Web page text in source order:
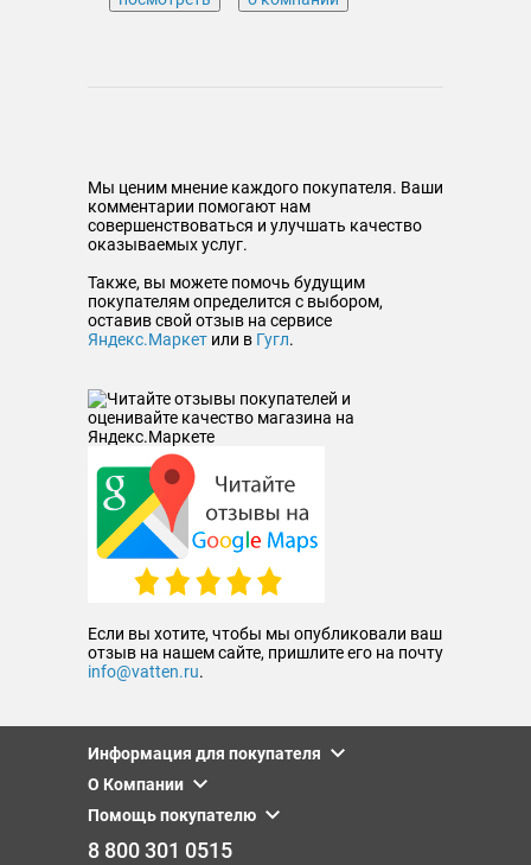
Мы ценим мнение каждого покупателя. Ваши
комментарии помогают нам
совершенствоваться и улучшать качество
оказываемых услуг.
Также, вы можете помочь будущим
покупателям определится с выбором,
оставив свой отзыв на сервисе
Яндекс.Маркет или в Гугл.
Если вы хотите, чтобы мы опубликовали ваш
отзыв на нашем сайте, пришлите его на почту
info@vatten.ru.
Информация для покупателя
О Компании
Помощь покупателю
8 800 301 0515